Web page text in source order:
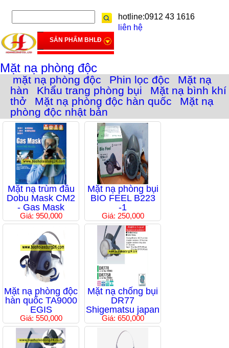
hotline:0912 43 1616
liên hệ
SẢN PHẨM BHLĐ
Mặt nạ phòng độc
mặt nạ phòng độc Phin lọc độc
Mặt nạ
hàn
Khẩu trang phòng bụi
Mặt nạ bình khí
thở
Mặt nạ phòng độc hàn quốc
Mặt nạ
phòng độc nhật bản
Mặt nạ trùm đầu
Dobu Mask CM2
- Gas Mask
Giá: 950,000
Mặt nạ phòng bụi
BIO FEEL B223
-1
Giá: 250,000
Mặt nạ phòng độc
hàn quốc TA9000
EGIS
Giá: 550,000
Mặt nạ chống bụi
DR77
Shigematsu japan
Giá: 650,000